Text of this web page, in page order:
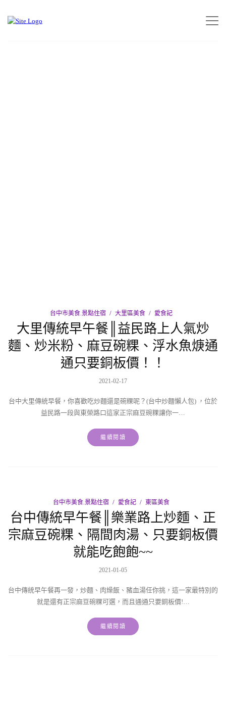
台中市美食.景點住宿 大里區美食 愛食記
大里傳統早午餐║益民路上人氣炒
麵、炒米粉、麻豆碗粿、浮水魚焿通
通只要銅板價！！
2021-02-17
台中大里傳統早餐，你喜歡吃炒麵還是碗粿呢？(台中炒麵懶人包) ，位於
益民路一段與東榮路口這家正宗麻豆碗粿讓你一…
繼續閱讀
台中市美食.景點住宿 愛食記 東區美食
台中傳統早午餐║樂業路上炒麵、正
宗麻豆碗粿、隔間肉湯、只要銅板價
就能吃飽飽~~
2021-01-05
台中傳統早午餐再一發，炒麵、肉燥飯、豬血湯任你挑，這一家最特別的
就是還有正宗麻豆碗粿可選，而且通通只要銅板價!…
繼續閱讀